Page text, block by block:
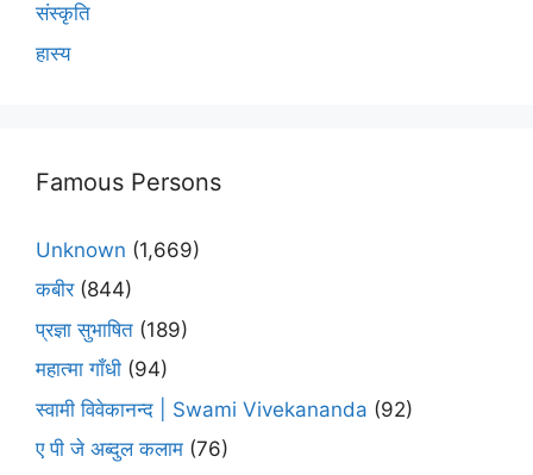
संस्कृति
हास्य
Famous Persons
Unknown (1,669)
कबीर(844)
प्रज्ञा सुभाषित (189)
महात्मा गाँधी (94)
स्वामी विवेकानन्द | Swami Vivekananda (92)
ए पी जे अब्दुल कलाम (76)